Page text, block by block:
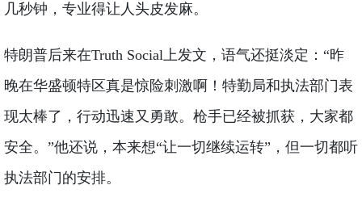
几秒钟，专业得让人头皮发麻。
特朗普后来在Truth Social上发文，语气还挺淡定：“昨
晚在华盛顿特区真是惊险刺激啊！特勤局和执法部门表
现太棒了，行动迅速又勇敢。枪手已经被抓获，大家都
安全。”他还说，本来想“让一切继续运转”，但一切都听
执法部门的安排。